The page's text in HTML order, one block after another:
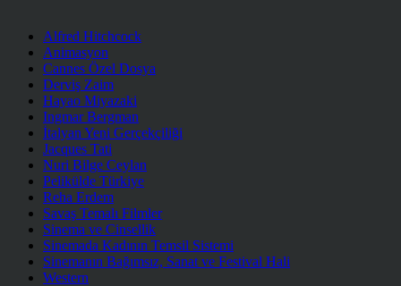
Alfred Hitchcock
Animasyon
Cannes Özel Dosya
Derviş Zaim
Hayao Miyazaki
Ingmar Bergman
İtalyan Yeni Gerçekçiliği
Jacques Tati
Nuri Bilge Ceylan
Pelikülde Türkiye
Reha Erdem
Savaş Temalı Filmler
Sinema ve Cinsellik
Sinemada Kadının Temsil Sistemi
Sinemanın Bağımsız, Sanat ve Festival Hali
Western